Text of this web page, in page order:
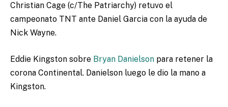
Christian Cage (c/The Patriarchy) retuvo el
campeonato TNT ante Daniel Garcia con la ayuda de
Nick Wayne.
Eddie Kingston sobre Bryan Danielson para retener la
corona Continental. Danielson luego le dio la mano a
Kingston.